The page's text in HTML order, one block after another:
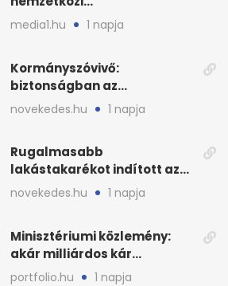
sajtószabadság-díját
media1.hu 1 napja
Kormányszóvivő:
biztonságban az
ivóvízkészlet, nincs
stratégiai vízhiány
novekedes.hu 1 napja
Rugalmasabb
lakástakarékot indított az
OTP: két köztes kilépéssel
novekedes.hu 1 napja
Minisztériumi közlemény:
akár milliárdos kár
fenyegette Budapest fáit
portfolio.hu 1 napja